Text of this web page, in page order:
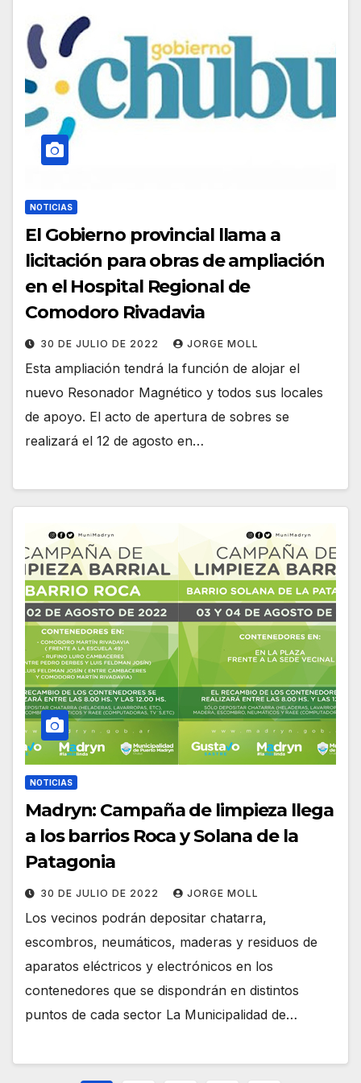
NOTICIAS
El Gobierno provincial llama a
licitación para obras de ampliación
en el Hospital Regional de
Comodoro Rivadavia
30 DE JULIO DE 2022 JORGE MOLL
Esta ampliación tendrá la función de alojar el
nuevo Resonador Magnético y todos sus locales
de apoyo. El acto de apertura de sobres se
realizará el 12 de agosto en…
NOTICIAS
Madryn: Campaña de limpieza llega
a los barrios Roca y Solana de la
Patagonia
30 DE JULIO DE 2022 JORGE MOLL
Los vecinos podrán depositar chatarra,
escombros, neumáticos, maderas y residuos de
aparatos eléctricos y electrónicos en los
contenedores que se dispondrán en distintos
puntos de cada sector La Municipalidad de…